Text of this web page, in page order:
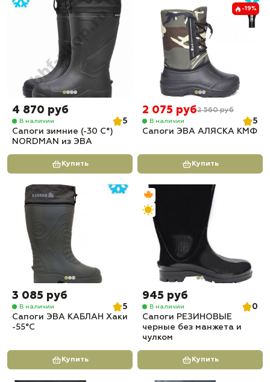
4 870 руб
В наличии
5
Сапоги зимние (-30 С°)
NORDMAN из ЭВА
Купить
-19%
2 075 руб2 560 руб
В наличии
5
Сапоги ЭВА АЛЯСКА КМФ
Купить
3 085 руб
В наличии
5
Сапоги ЭВА КАБЛАН Хаки
-55°C
Купить
945 руб
В наличии
0
Сапоги РЕЗИНОВЫЕ
черные без манжета и
чулком
Купить